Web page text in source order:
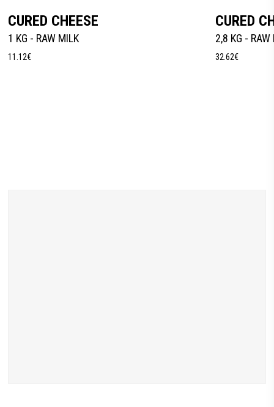
CURED CHEESE
1 KG - RAW MILK
11.12€
CURED
2,8 KG - RAW
32.62€